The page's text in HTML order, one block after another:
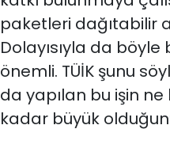
paketleri dağıtabilir
Dolayısıyla da
önemli. TÜİK şunu
da yapılan bu işin
kadar büyük